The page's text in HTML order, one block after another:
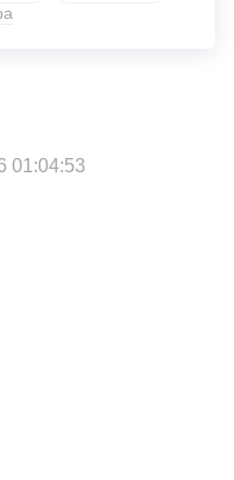
01:04:53